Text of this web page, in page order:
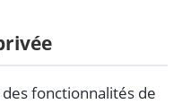
fonctionnalités de